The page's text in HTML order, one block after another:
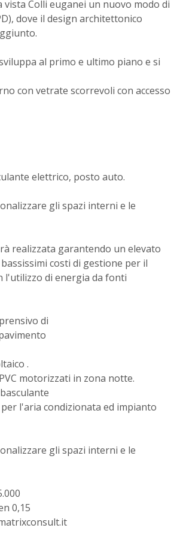
vista Colli euganei un nuovo modo di
dove il design architettonico
al primo e ultimo piano e si
con vetrate scorrevoli con accesso
elettrico, posto auto.
gli spazi interni e le
realizzata garantendo un elevato
costi di gestione per il
l'utilizzo di energia da fonti
di
.
motorizzati in zona notte.
l'aria condizionata ed impianto
gli spazi interni e le
0,15